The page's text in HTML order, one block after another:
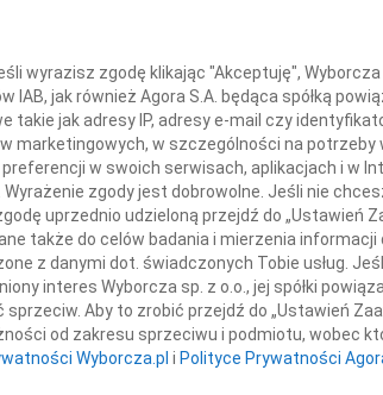
Z
Z
+
Asia
wyrazisz zgodę klikając "Akceptuję",
IAB, jak również Agora S.A. będąca spółką
takie jak adresy IP, adresy e-mail czy
marketingowych, w szczególności na potrzeby
w swoich serwisach, aplikacjach i w
zgody jest dobrowolne. Jeśli nie
uprzednio udzieloną przejdź do „Ustawień
także do celów badania i mierzenia
z danymi dot. świadczonych Tobie usług.
interes Wyborcza sp. z o.o., jej spółki
Aby to zrobić przejdź do „Ustawień
od zakresu sprzeciwu i podmiotu, wobec
Wyborcza.pl i Polityce Prywatności